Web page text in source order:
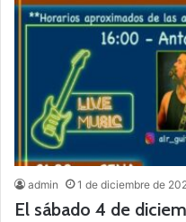
admin 1 de diciembre de
El sábado 4 de